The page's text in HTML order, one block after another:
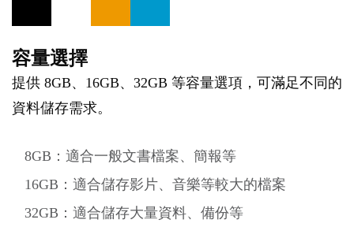
容量選擇
提供 8GB、16GB、32GB 等容量選項，可滿足不同的
資料儲存需求。
8GB：適合一般文書檔案、簡報等
16GB：適合儲存影片、音樂等較大的檔案
32GB：適合儲存大量資料、備份等